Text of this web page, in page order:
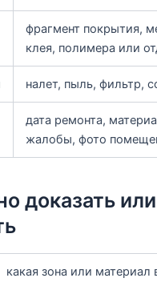
фрагмент покрытия,
клея, полимера или
налет, пыль, фильтр,
дата ремонта,
жалобы, фото
доказать или
какая зона или материал